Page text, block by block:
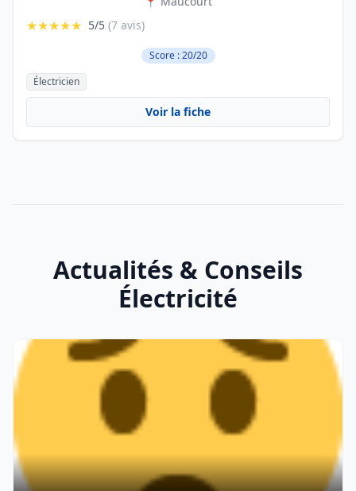
★★★★★ 5/5 (7 avis)
Score : 20/20
Électricien
Voir la fiche
Actualités & Conseils
Électricité